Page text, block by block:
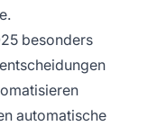
besonders
automatische